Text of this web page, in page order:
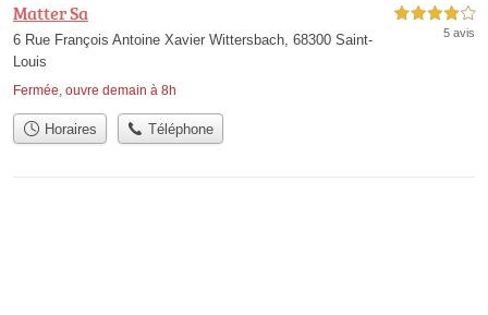
Matter Sa
6 Rue François Antoine Xavier Wittersbach, 68300 Saint-
Louis
Fermée, ouvre demain à 8h
4,0 étoiles sur 5
5 avis
Horaires Téléphone